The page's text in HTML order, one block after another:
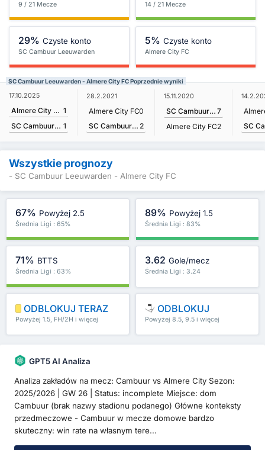
9 / 21 Mecze 14 / 21 Mecze
29% Czyste konto
SC Cambuur Leeuwarden
5% Czyste konto
Almere City FC
SC Cambuur Leeuwarden - Almere City FC Poprzednie wyniki
17.10.2025
Almere City FC 1
SC Cambuur Leeuwarden 1
28.2.2021
Almere City FC0
SC Cambuur Leeuwarden 2
15.11.2020
SC Cambuur Leeuwarden 7
Almere City FC2
Wszystkie prognozy
- SC Cambuur Leeuwarden - Almere City FC
67% Powyżej 2.5
Średnia Ligi : 65%
89% Powyżej 1.5
Średnia Ligi : 83%
71% BTTS
Średnia Ligi : 63%
3.62 Gole/mecz
Średnia Ligi : 3.24
ODBLOKUJ TERAZ
Powyżej 1.5, FH/2H i więcej
ODBLOKUJ
Powyżej 8.5, 9.5 i więcej
GPT5 AI Analiza
Analiza zakładów na mecz: Cambuur vs Almere City Sezon:
2025/2026 | GW 26 | Status: incomplete Miejsce: dom
Cambuur (brak nazwy stadionu podanego) Główne konteksty
przedmeczowe - Cambuur w mecze domowe bardzo
skuteczny: win rate na własnym tere...